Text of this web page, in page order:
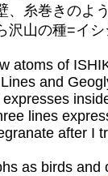
、糸巻きのよ
沢山の種=イ
atoms of
and
lines
after I
as birds